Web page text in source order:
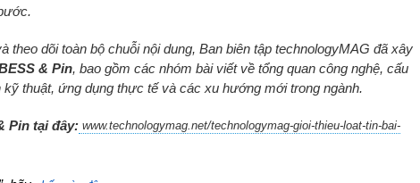
theo dõi toàn bộ chuỗi nội dung, Ban biên tập technologyMAG đã xây
& Pin, bao gồm các nhóm bài viết về tổng quan công nghệ, cấu
thuật, ứng dụng thực tế và các xu hướng mới trong ngành.
Pin tại đây: www.technologymag.net/technologymag-gioi-thieu-loat-tin-bai-